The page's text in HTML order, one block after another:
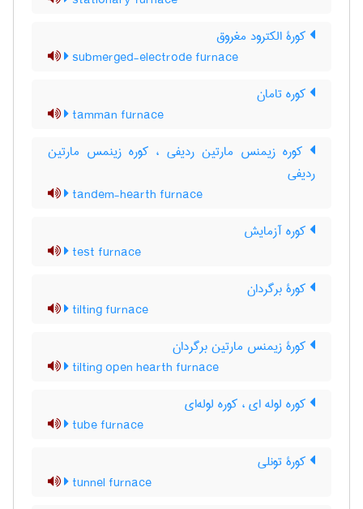
کورۀ الکترود مغروق
submerged-electrode furnace
کوره تامان
tamman furnace
کوره زیمنس مارتین ردیفی ، کوره زینمس مارتین
ردیفی
tandem-hearth furnace
کوره آزمایش
test furnace
کورۀ برگردان
tilting furnace
کورۀ زیمنس مارتین برگردان
tilting open hearth furnace
کوره لوله ای ، کوره لوله‌ای
tube furnace
کورۀ تونلی
tunnel furnace